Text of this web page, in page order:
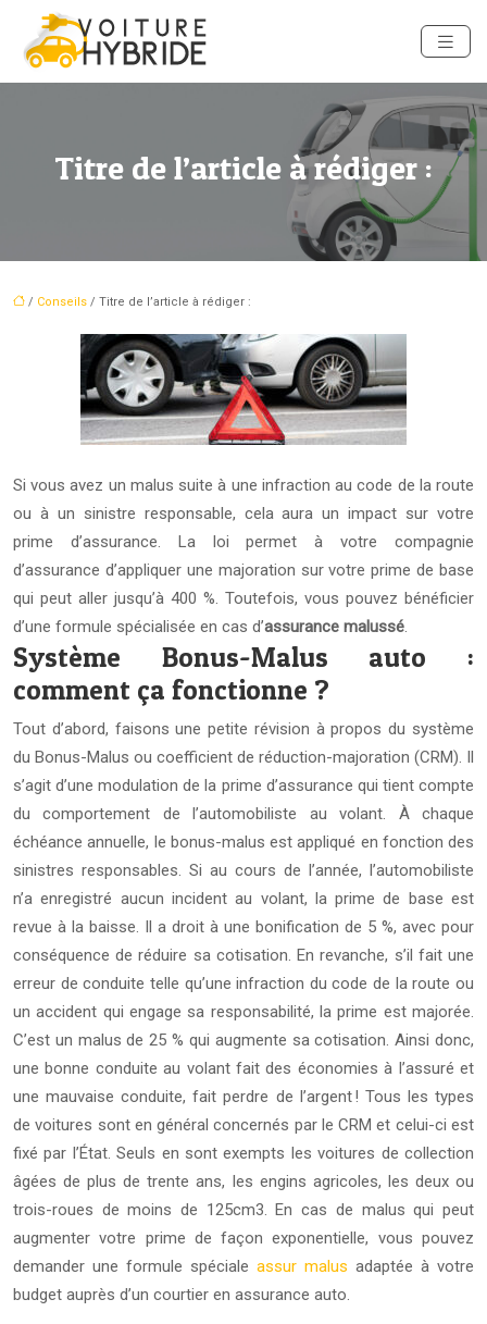
Titre de l’article à rédiger :
/ Conseils / Titre de l’article à rédiger :
Si vous avez un malus suite à une infraction au code de la route
ou à un sinistre responsable, cela aura un impact sur votre
prime d’assurance. La loi permet à votre compagnie
d’assurance d’appliquer une majoration sur votre prime de base
qui peut aller jusqu’à 400 %. Toutefois, vous pouvez bénéficier
d’une formule spécialisée en cas d’assurance malussé.
Système Bonus-Malus auto :
comment ça fonctionne ?
Tout d’abord, faisons une petite révision à propos du système
du Bonus-Malus ou coefficient de réduction-majoration (CRM). Il
s’agit d’une modulation de la prime d’assurance qui tient compte
du comportement de l’automobiliste au volant. À chaque
échéance annuelle, le bonus-malus est appliqué en fonction des
sinistres responsables. Si au cours de l’année, l’automobiliste
n’a enregistré aucun incident au volant, la prime de base est
revue à la baisse. Il a droit à une bonification de 5 %, avec pour
conséquence de réduire sa cotisation. En revanche, s’il fait une
erreur de conduite telle qu’une infraction du code de la route ou
un accident qui engage sa responsabilité, la prime est majorée.
C’est un malus de 25 % qui augmente sa cotisation. Ainsi donc,
une bonne conduite au volant fait des économies à l’assuré et
une mauvaise conduite, fait perdre de l’argent ! Tous les types
de voitures sont en général concernés par le CRM et celui-ci est
fixé par l’État. Seuls en sont exempts les voitures de collection
âgées de plus de trente ans, les engins agricoles, les deux ou
trois-roues de moins de 125cm3. En cas de malus qui peut
augmenter votre prime de façon exponentielle, vous pouvez
demander une formule spéciale assur malus adaptée à votre
budget auprès d’un courtier en assurance auto.